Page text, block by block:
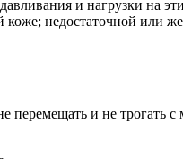
и нагрузки на
недостаточной или
и не трогать